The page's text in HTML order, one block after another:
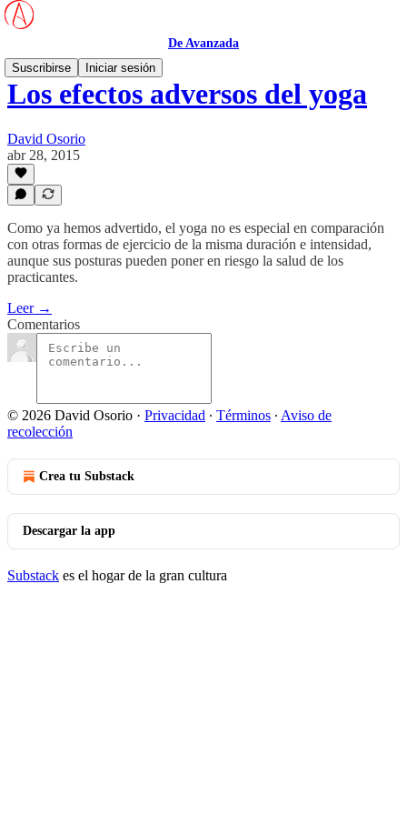
De Avanzada
Suscribirse
Iniciar sesión
Los efectos adversos del yoga
David Osorio
abr 28, 2015
Como ya hemos advertido, el yoga no es especial en comparación
con otras formas de ejercicio de la misma duración e intensidad,
aunque sus posturas pueden poner en riesgo la salud de los
practicantes.
Leer →
Comentarios
© 2026 David Osorio · Privacidad ∙ Términos ∙ Aviso de
recolección
Crea tu Substack
Descargar la app
Substack es el hogar de la gran cultura